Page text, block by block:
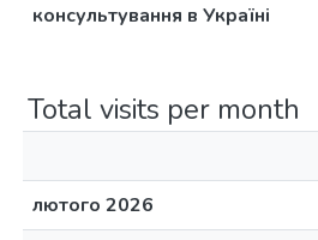
консультування в Україні
Total visits per month
лютого 2026